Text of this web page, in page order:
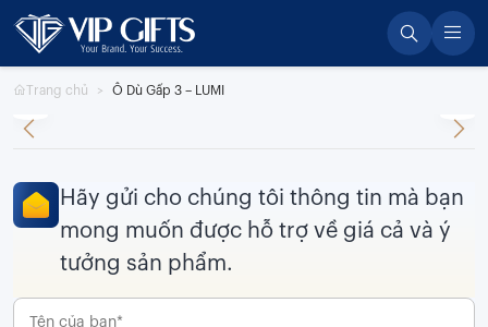
Skip
content
Trang chủ Ô Dù Gấp 3 – LUMI
Hãy gửi cho chúng tôi thông tin mà bạn
mong muốn được hỗ trợ về giá cả và ý
tưởng sản phẩm.